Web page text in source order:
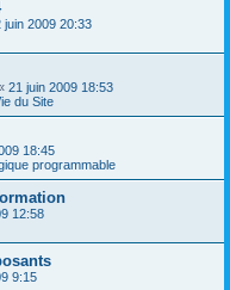
juin 2009 20:33
21 juin 2009 18:53
du Site
18:45
programmable
12:58
9:15